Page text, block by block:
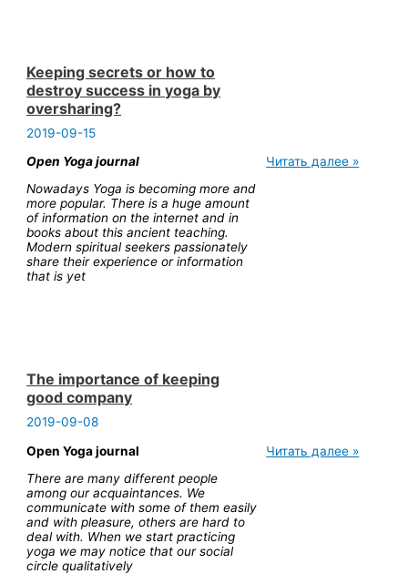
Keeping secrets or how to
destroy success in yoga by
oversharing?
2019-09-15
Open Yoga journal
Nowadays Yoga is becoming more and
more popular. There is a huge amount
of information on the internet and in
books about this ancient teaching.
Modern spiritual seekers passionately
share their experience or information
that is yet
Keeping
Читать далее »
The importance of keeping
good company
2019-09-08
Open Yoga journal
There are many different people
among our acquaintances. We
communicate with some of them easily
and with pleasure, others are hard to
deal with. When we start practicing
yoga we may notice that our social
circle qualitatively
The
Читать далее »